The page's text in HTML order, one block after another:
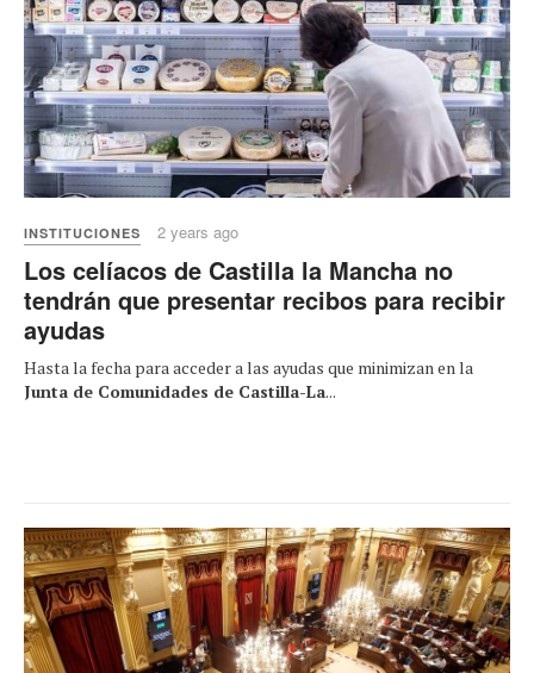
INSTITUCIONES 2 years ago
Los celíacos de Castilla la Mancha no
tendrán que presentar recibos para recibir
ayudas
Hasta la fecha para acceder a las ayudas que minimizan en la
Junta de Comunidades de Castilla-La...